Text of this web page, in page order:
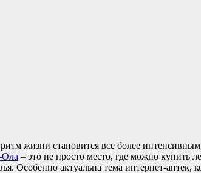
жизни становится все более
Ола – это не просто место, где можно купить
Особенно актуальна тема интернет-аптек,